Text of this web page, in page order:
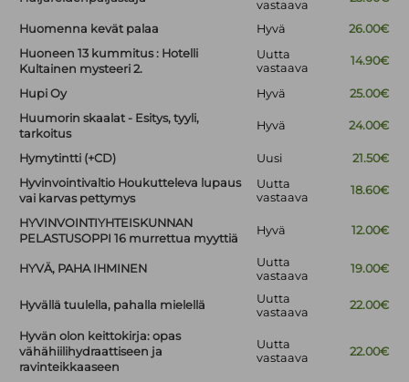
vastaava
Huomenna kevät palaa Hyvä
26.00€
Huoneen 13 kummitus : Hotelli
Kultainen mysteeri 2.
Uutta
vastaava
14.90€
Hupi Oy Hyvä
25.00€
Huumorin skaalat - Esitys, tyyli,
tarkoitus
Hyvä 24.00€
Hymytintti (+CD) Uusi
21.50€
Hyvinvointivaltio Houkutteleva lupaus
vai karvas pettymys
Uutta
vastaava
18.60€
HYVINVOINTIYHTEISKUNNAN
PELASTUSOPPI 16 murrettua myyttiä
Hyvä 12.00€
HYVÄ, PAHA IHMINEN
Uutta
vastaava
19.00€
Hyvällä tuulella, pahalla mielellä
Uutta
vastaava
22.00€
Hyvän olon keittokirja: opas
vähähiilihydraattiseen ja
ravinteikkaaseen
Uutta
vastaava
22.00€